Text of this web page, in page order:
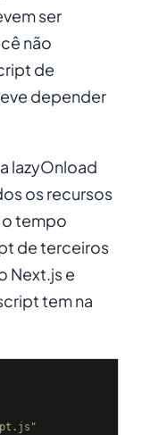
ser
não
de
depender
lazyOnload
os recursos
tempo
de terceiros
Next.js e
tem na